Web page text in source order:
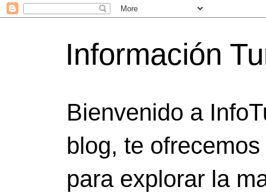
Información
Bienvenido a
blog, te
para explorar la